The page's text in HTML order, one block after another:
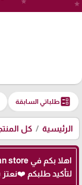
ballotطلباتي السابقة
الرئيسية كل
لتأكيد طلبكم ❤️نعتز